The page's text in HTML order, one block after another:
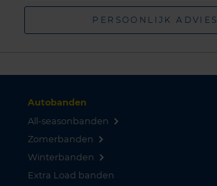
PERSOONLIJK ADVIES
Autobanden
All-seasonbanden
Zomerbanden
Winterbanden
Extra Load banden